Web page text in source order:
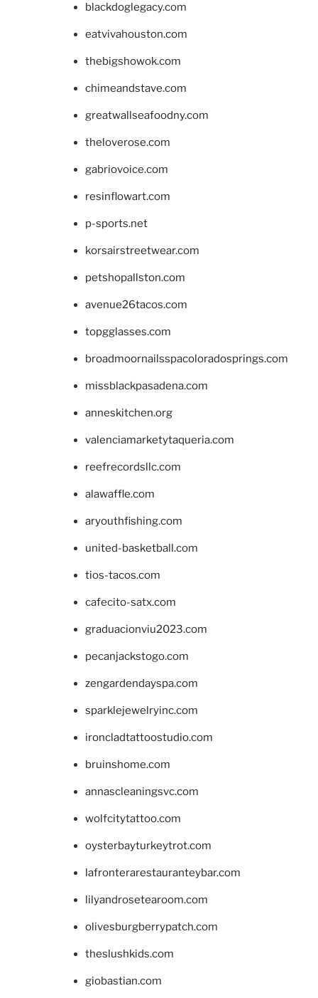
blackdoglegacy.com
eatvivahouston.com
thebigshowok.com
chimeandstave.com
greatwallseafoodny.com
theloverose.com
gabriovoice.com
resinflowart.com
p-sports.net
korsairstreetwear.com
petshopallston.com
avenue26tacos.com
topgglasses.com
broadmoornailsspacoloradosprings.com
missblackpasadena.com
anneskitchen.org
valenciamarketytaqueria.com
reefrecordsllc.com
alawaffle.com
aryouthfishing.com
united-basketball.com
tios-tacos.com
cafecito-satx.com
graduacionviu2023.com
pecanjackstogo.com
zengardendayspa.com
sparklejewelryinc.com
ironcladtattoostudio.com
bruinshome.com
annascleaningsvc.com
wolfcitytattoo.com
oysterbayturkeytrot.com
lafronterarestauranteybar.com
lilyandrosetearoom.com
olivesburgberrypatch.com
theslushkids.com
giobastian.com